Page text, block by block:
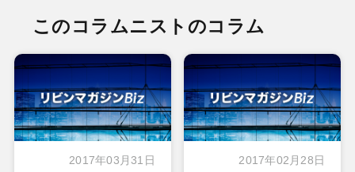
このコラムニストのコラム
2017年03月31日 2017年02月28日